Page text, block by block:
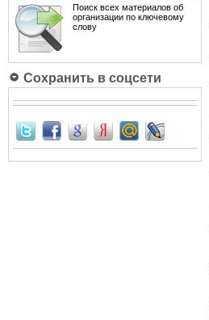
Поиск всех материалов об
организации по ключевому
слову
Сохранить в соцсети